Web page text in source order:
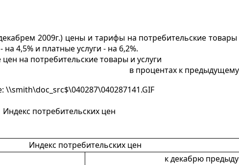
2009г.) цены и тарифы на потребительские товары
4,5% и платные услуги - на 6,2%.
на потребительские товары и услуги
в процентах к
Индекс потребительских цен
Индекс потребительских цен
к декабрю